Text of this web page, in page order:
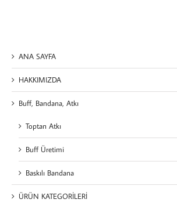
ANA SAYFA
HAKKIMIZDA
Buff, Bandana, Atkı
Toptan Atkı
Buff Üretimi
Baskılı Bandana
ÜRÜN KATEGORİLERİ